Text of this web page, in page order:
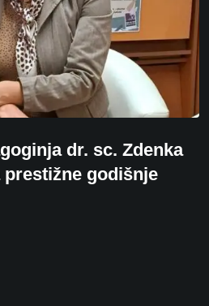
dr. sc. Zdenka
godišnje